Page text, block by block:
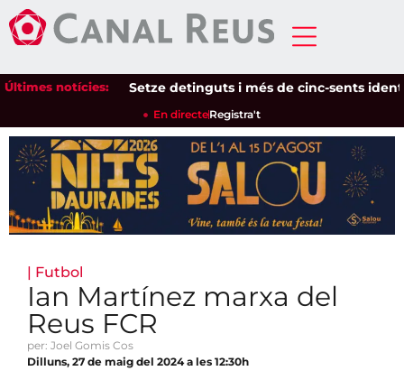
Últimes notícies:Setze detinguts i més de cinc-sents
En directeRegistra't
| Futbol
Ian Martínez marxa del
Reus FCR
per: Joel Gomis Cos
Dilluns, 27 de maig del 2024 a les 12:30h